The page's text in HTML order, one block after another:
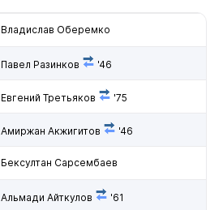
Владислав Оберемко
Павел Разинков '46
Евгений Третьяков '75
Амиржан Акжигитов '46
Бексултан Сарсембаев
Альмади Айткулов '61